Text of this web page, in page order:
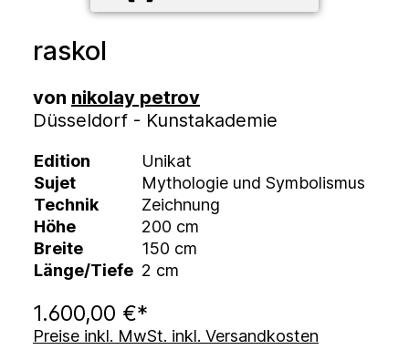
raskol
von nikolay petrov
Düsseldorf - Kunstakademie
Edition
Unikat
Sujet
Mythologie und Symbolismus
Technik
Zeichnung
Höhe
200 cm
Breite
150 cm
Länge/Tiefe 2 cm
1.600,00 €*
Preise inkl. MwSt. inkl. Versandkosten